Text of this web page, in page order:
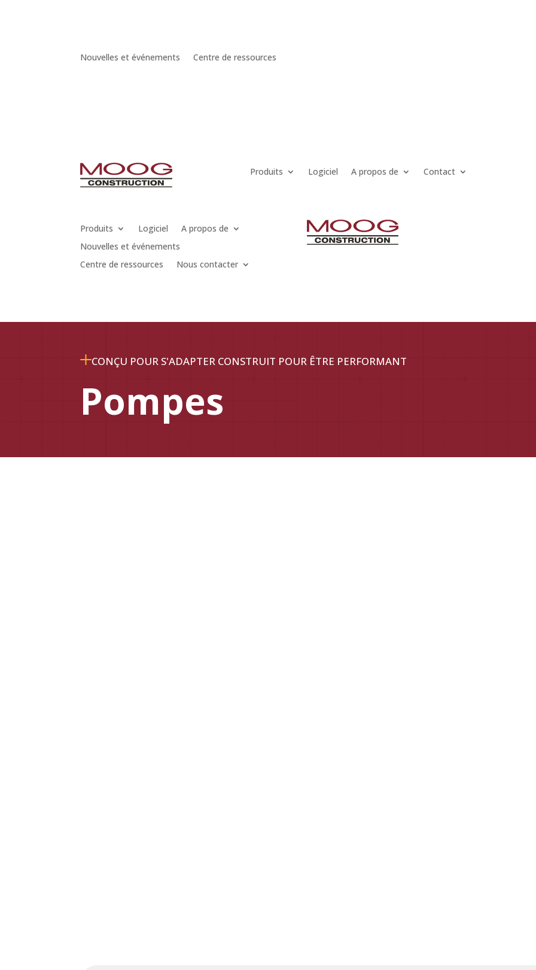
Nouvelles et événements Centre de ressources
Produits Logiciel A propos de Contact
Produits Logiciel
A propos de
Nouvelles et événements
Centre de ressources
Nous contacter
CONÇU POUR S'ADAPTER CONSTRUIT POUR ÊTRE PERFORMANT
Pompes